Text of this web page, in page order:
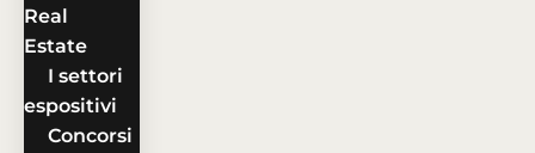
Real
Estate
I settori
espositivi
Concorsi